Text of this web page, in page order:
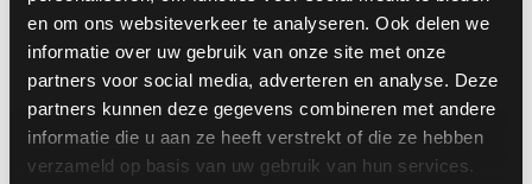
en om ons websiteverkeer te analyseren. Ook delen we
informatie over uw gebruik van onze site met onze
partners voor social media, adverteren en analyse. Deze
partners kunnen deze gegevens combineren met andere
informatie die u aan ze heeft verstrekt of die ze hebben
verzameld op basis van uw gebruik van hun services.
Uitdaging